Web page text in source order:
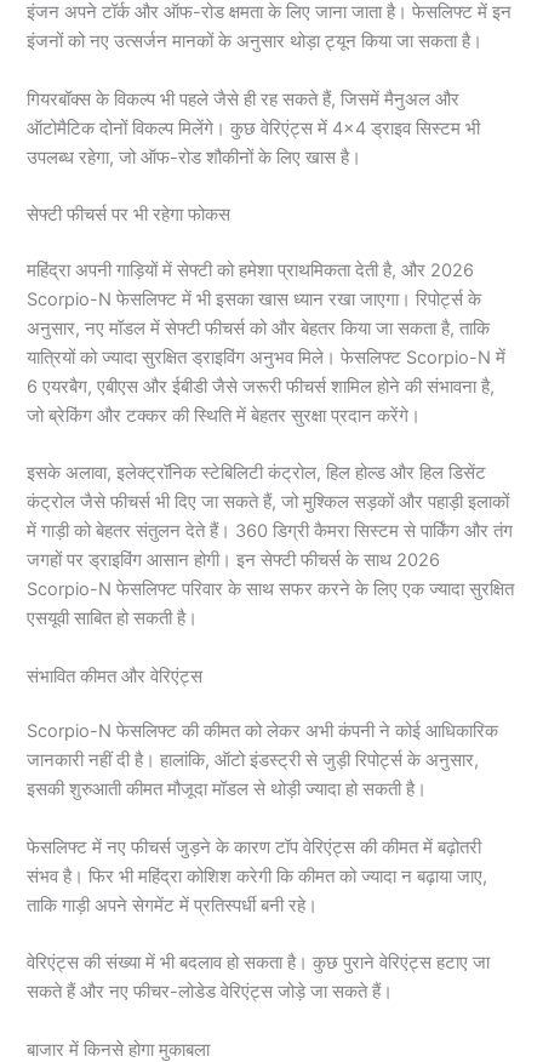
इंजन अपने टॉर्क और ऑफ-रोड क्षमता के लिए जाना जाता है। फेसलिफ्ट में इन
इंजनों को नए उत्सर्जन मानकों के अनुसार थोड़ा ट्यून किया जा सकता है।
गियरबॉक्स के विकल्प भी पहले जैसे ही रह सकते हैं, जिसमें मैनुअल और
ऑटोमैटिक दोनों विकल्प मिलेंगे। कुछ वेरिएंट्स में 4×4 ड्राइव सिस्टम भी
उपलब्ध रहेगा, जो ऑफ-रोड शौकीनों के लिए खास है।
सेफ्टी फीचर्स पर भी रहेगा फोकस
महिंद्रा अपनी गाड़ियों में सेफ्टी को हमेशा प्राथमिकता देती है, और 2026
Scorpio-N फेसलिफ्ट में भी इसका खास ध्यान रखा जाएगा। रिपोर्ट्स के
अनुसार, नए मॉडल में सेफ्टी फीचर्स को और बेहतर किया जा सकता है, ताकि
यात्रियों को ज्यादा सुरक्षित ड्राइविंग अनुभव मिले। फेसलिफ्ट Scorpio-N में
6 एयरबैग, एबीएस और ईबीडी जैसे जरूरी फीचर्स शामिल होने की संभावना है,
जो ब्रेकिंग और टक्कर की स्थिति में बेहतर सुरक्षा प्रदान करेंगे।
इसके अलावा, इलेक्ट्रॉनिक स्टेबिलिटी कंट्रोल, हिल होल्ड और हिल डिसेंट
कंट्रोल जैसे फीचर्स भी दिए जा सकते हैं, जो मुश्किल सड़कों और पहाड़ी इलाकों
में गाड़ी को बेहतर संतुलन देते हैं। 360 डिग्री कैमरा सिस्टम से पार्किंग और तंग
जगहों पर ड्राइविंग आसान होगी। इन सेफ्टी फीचर्स के साथ 2026
Scorpio-N फेसलिफ्ट परिवार के साथ सफर करने के लिए एक ज्यादा सुरक्षित
एसयूवी साबित हो सकती है।
संभावित कीमत और वेरिएंट्स
Scorpio-N फेसलिफ्ट की कीमत को लेकर अभी कंपनी ने कोई आधिकारिक
जानकारी नहीं दी है। हालांकि, ऑटो इंडस्ट्री से जुड़ी रिपोर्ट्स के अनुसार,
इसकी शुरुआती कीमत मौजूदा मॉडल से थोड़ी ज्यादा हो सकती है।
फेसलिफ्ट में नए फीचर्स जुड़ने के कारण टॉप वेरिएंट्स की कीमत में बढ़ोतरी
संभव है। फिर भी महिंद्रा कोशिश करेगी कि कीमत को ज्यादा न बढ़ाया जाए,
ताकि गाड़ी अपने सेगमेंट में प्रतिस्पर्धी बनी रहे।
वेरिएंट्स की संख्या में भी बदलाव हो सकता है। कुछ पुराने वेरिएंट्स हटाए जा
सकते हैं और नए फीचर-लोडेड वेरिएंट्स जोड़े जा सकते हैं।
बाजार में किनसे होगा मुकाबला